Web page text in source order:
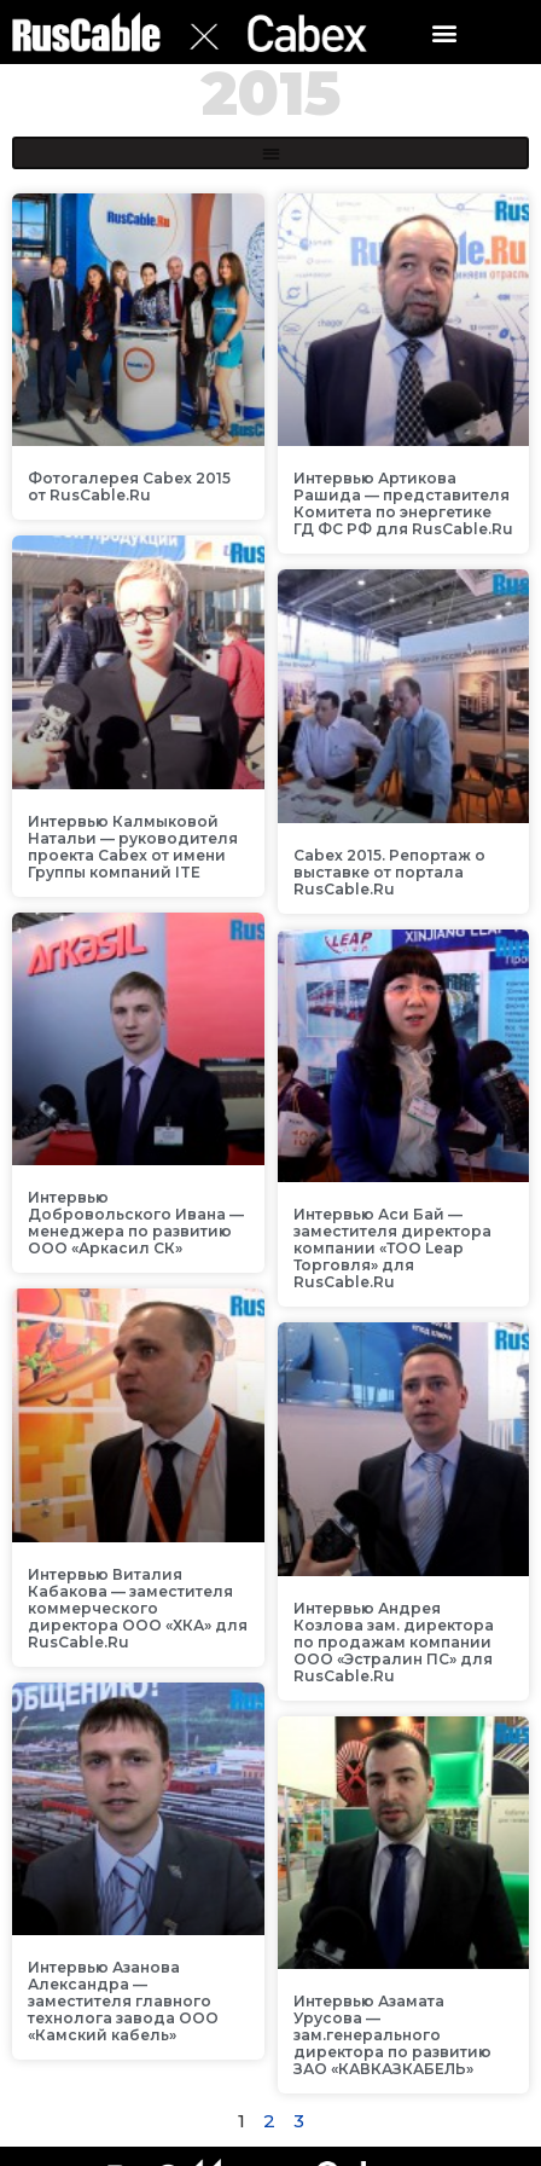
2015
Фотогалерея Cabex 2015
от RusCable.Ru
Интервью Артикова
Рашида — представителя
Комитета по энергетике
ГД ФС РФ для RusCable.Ru
Интервью Калмыковой
Натальи — руководителя
проекта Cabex от имени
Группы компаний ITE
Cabex 2015. Репортаж о
выставке от портала
RusCable.Ru
Интервью
Добровольского Ивана —
менеджера по развитию
ООО «Аркасил СК»
Интервью Аси Бай —
заместителя директора
компании «ТОО Leap
Торговля» для
RusCable.Ru
Интервью Виталия
Кабакова — заместителя
коммерческого
директора ООО «ХКА» для
RusCable.Ru
Интервью Андрея
Козлова зам. директора
по продажам компании
ООО «Эстралин ПС» для
RusCable.Ru
Интервью Азанова
Александра —
заместителя главного
технолога завода ООО
«Камский кабель»
Интервью Азамата
Урусова —
зам.генерального
директора по развитию
ЗАО «КАВКАЗКАБЕЛЬ»
1 2 3